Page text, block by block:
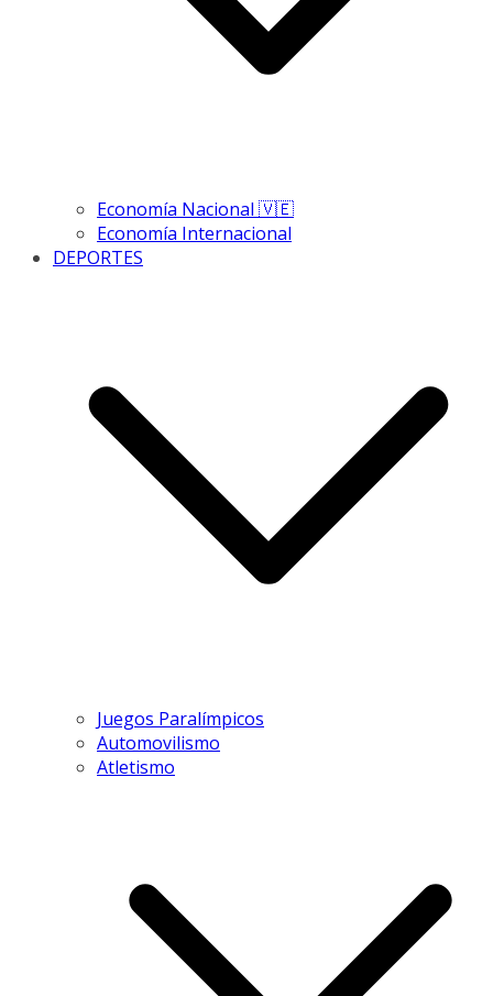
Economía Nacional 🇻🇪
Economía Internacional
DEPORTES
Juegos Paralímpicos
Automovilismo
Atletismo